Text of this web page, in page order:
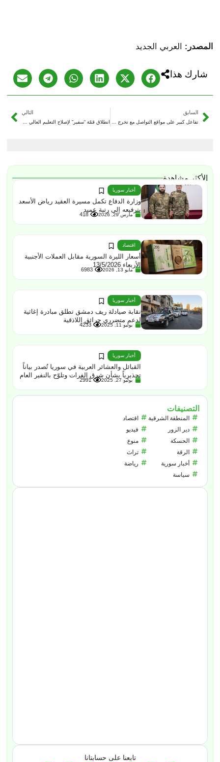
المصدر: العربي الجديد
شارك هذا
السابق التالي
الأكثر مشاهدة
أخبار سوريا
وزارة الدفاع تكمل مسيرة العقيد رياض الأسعد
بترفيعه إلى رتبة عميد
مارس 29, 2026 418
اقتصاد
أسعار الليرة السورية مقابل العملات الأجنبية
الأربعاء 13/5/2026
مايو 13, 2026 6983
أخبار سوريا
نقابة صيادلة ريف دمشق تطلق مبادرة إغاثية
لدعم متضرري حرائق اللاذقية
يوليو 11, 2025 4233
أخبار سوريا
القبائل والعشائر العربية في سوريا تُصدر بياناً
تحذيرياً بشأن شرق الفرات وتلوّح بالنفير العام
يوليو 27, 2025 2991
التصنيفات
المنطقة الشرقية
دير الزور
الحسكة
الرقة
أخبار سورية
سياسة
اقتصاد
فيديو
منوع
تراث
رياضة
تابعنا على حسابتانا